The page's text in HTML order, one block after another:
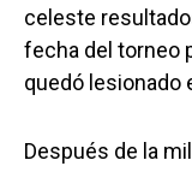
celeste
fecha del torneo
quedó lesionado
Después de la